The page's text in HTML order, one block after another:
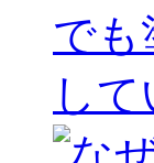
でも
して